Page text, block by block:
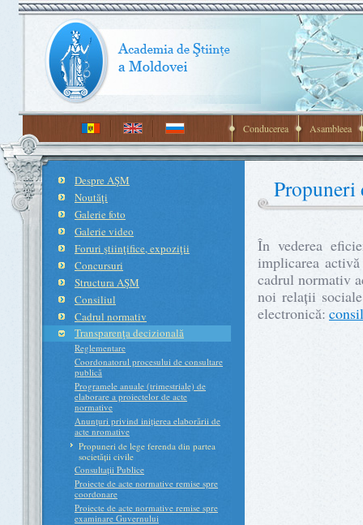
Conducerea Asambleea
Despre AŞM
Noutăţi
Galerie foto
Galerie video
Foruri ştiinţifice, expoziţii
Concursuri
Structura AŞM
Consiliul
Cadrul normativ
Transparenţa decizională
Reglementare
Coordonatorul procesului de consultare
publică
Programele anuale (trimestriale) de
elaborare a proiectelor de acte
normative
Anunțuri privind inițierea elaborării de
acte nromative
Propuneri de lege ferenda din partea
societății civile
Consultații Publice
Proiecte de acte normative remise spre
coordonare
Proiecte de acte normative remise spre
examinare Guvernului
Propuneri
În vederea
implicarea
cadrul normativ
noi relații
electronică: